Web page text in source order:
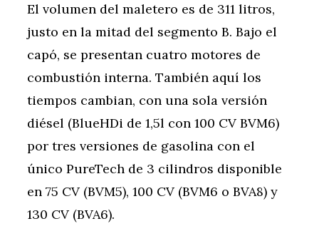
El volumen del maletero es de 311 litros,
justo en la mitad del segmento B. Bajo el
capó, se presentan cuatro motores de
combustión interna. También aquí los
tiempos cambian, con una sola versión
diésel (BlueHDi de 1,5l con 100 CV BVM6)
por tres versiones de gasolina con el
único PureTech de 3 cilindros disponible
en 75 CV (BVM5), 100 CV (BVM6 o BVA8) y
130 CV (BVA6).